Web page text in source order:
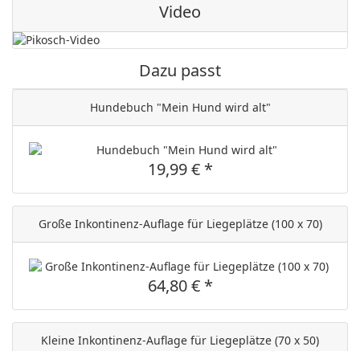
Video
Dazu passt
Hundebuch "Mein Hund wird alt"
19,99 € *
Große Inkontinenz-Auflage für Liegeplätze (100 x 70)
64,80 € *
Kleine Inkontinenz-Auflage für Liegeplätze (70 x 50)